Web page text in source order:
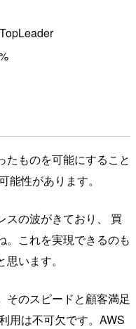
たものを可能にすること
能性があります。
スの波がきており、 買
これを実現できるのも
います。
そのスピードと顧客満足
用は不可欠です。AWS